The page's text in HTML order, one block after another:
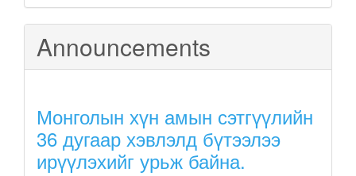
Announcements
Монголын хүн амын сэтгүүлийн
36 дугаар хэвлэлд бүтээлээ
ирүүлэхийг урьж байна.